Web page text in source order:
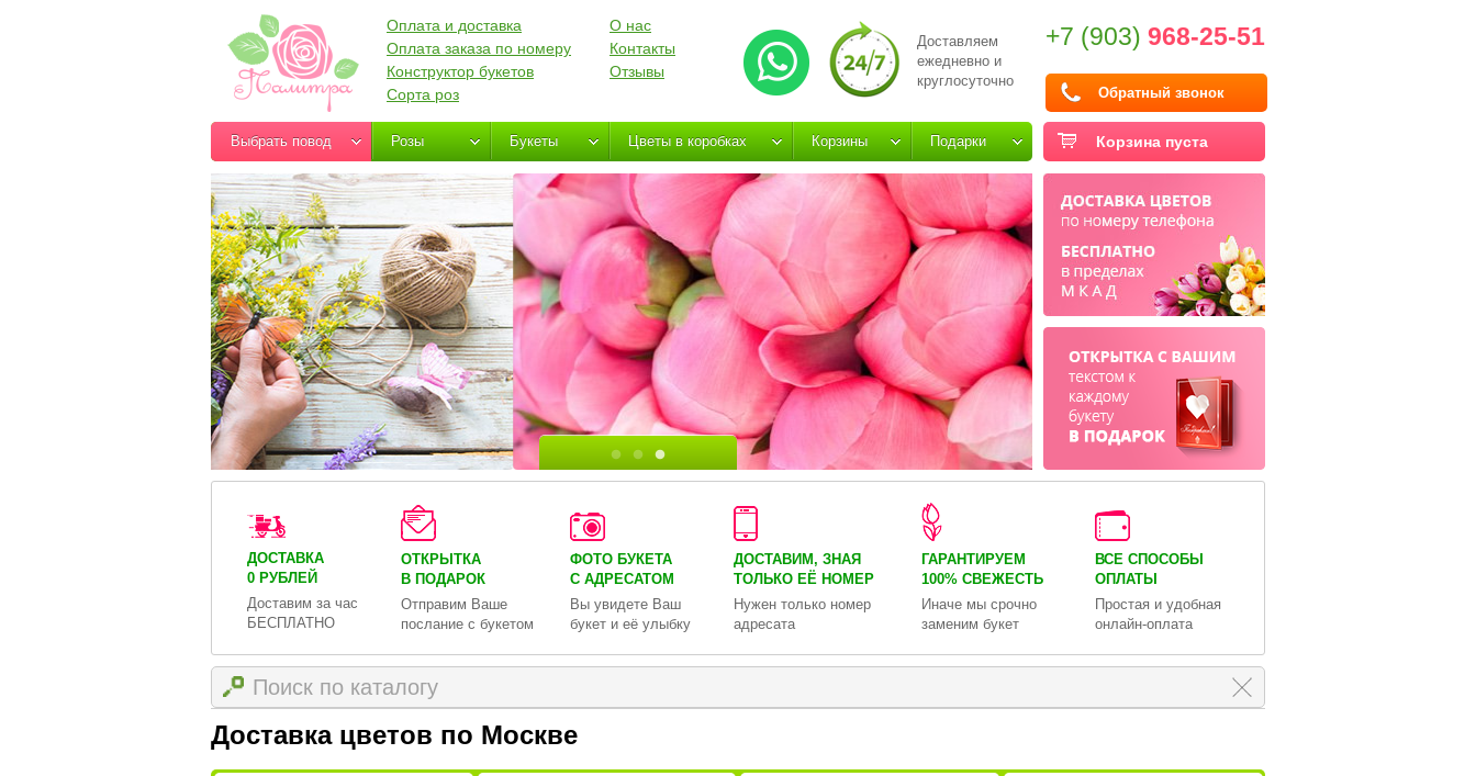
Доставляем
ежедневно и
круглосуточно
+7 (903) 968-25-51
Обратный звонок
Оплата и доставка
Оплата заказа по номеру
Конструктор букетов
Сорта роз
О нас
Контакты
Отзывы
Корзина пуста
Выбрать повод Розы Букеты Цветы в коробках Корзины Подарки
ДОСТАВКА
0 РУБЛЕЙ
Доставим за час
БЕСПЛАТНО
ОТКРЫТКА
В ПОДАРОК
Отправим Ваше
послание с букетом
ФОТО БУКЕТА
С АДРЕСАТОМ
Вы увидете Ваш
букет и её улыбку
ДОСТАВИМ, ЗНАЯ
ТОЛЬКО ЕЁ НОМЕР
Нужен только номер
адресата
ГАРАНТИРУЕМ
100% СВЕЖЕСТЬ
Иначе мы срочно
заменим букет
ВСЕ СПОСОБЫ
ОПЛАТЫ
Простая и удобная
онлайн-оплата
Доставка цветов по Москве